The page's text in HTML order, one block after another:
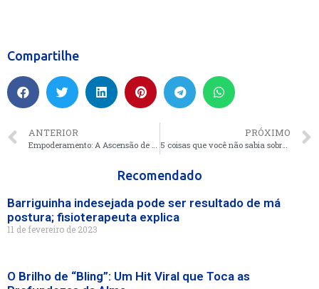
Compartilhe
ANTERIOR PRÓXIMO
5 coisas que você não sabia sobre o dia a dia de uma DJ
Recomendado
Barriguinha indesejada pode ser resultado de má
postura; fisioterapeuta explica
11 de fevereiro de 2023
O Brilho de “Bling”: Um Hit Viral que Toca as